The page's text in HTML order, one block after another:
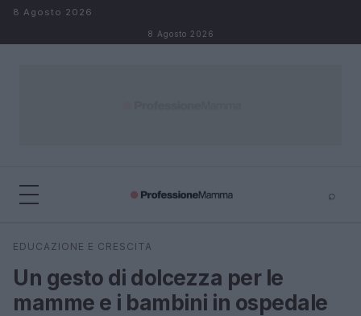
Salta al contenuto
8 Agosto 2026
8 Agosto 2026
⌕
Cerca
EDUCAZIONE E CRESCITA
Un gesto di dolcezza per le
mamme e i bambini in ospedale